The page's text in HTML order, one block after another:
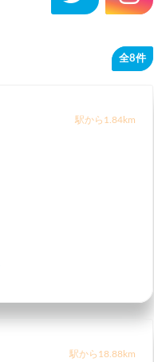
全8件
駅から1.84km
駅から18.88km